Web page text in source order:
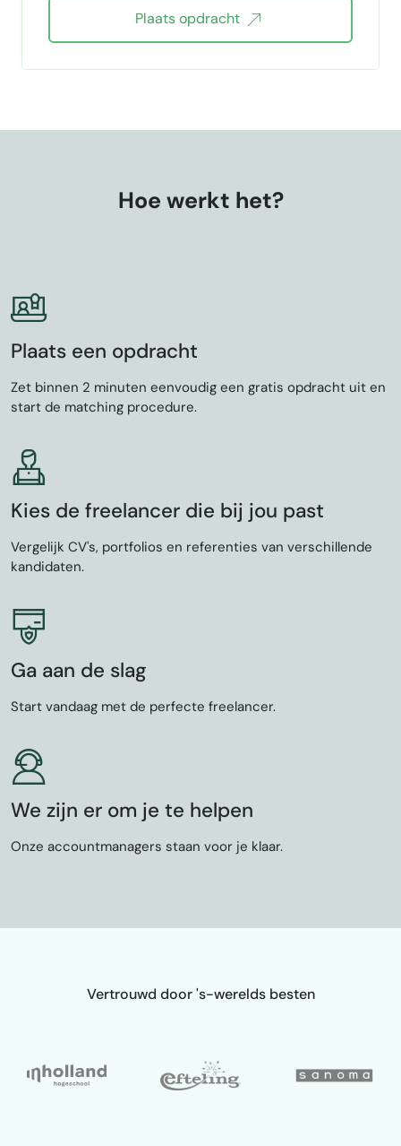
Plaats opdracht
Hoe werkt het?
Plaats een opdracht
Zet binnen 2 minuten eenvoudig een gratis opdracht uit en
start de matching procedure.
Kies de freelancer die bij jou past
Vergelijk CV's, portfolios en referenties van verschillende
kandidaten.
Ga aan de slag
Start vandaag met de perfecte freelancer.
We zijn er om je te helpen
Onze accountmanagers staan voor je klaar.
Vertrouwd door 's-werelds besten